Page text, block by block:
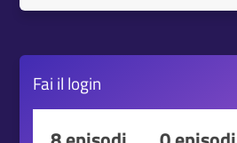
Fai il login